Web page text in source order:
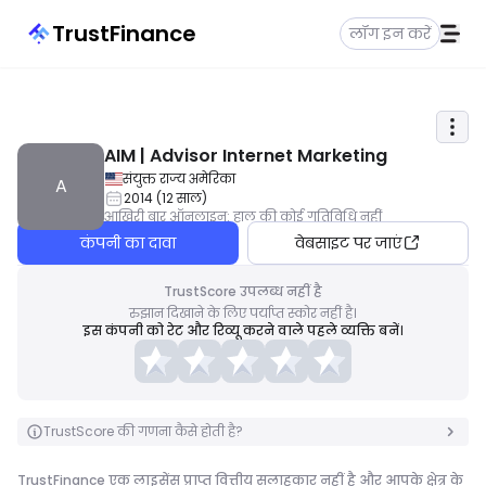
TrustFinance लॉग इन करें
A
AIM | Advisor Internet Marketing
संयुक्त राज्य अमेरिका
2014(12साल)
आखिरी बार ऑनलाइन: हाल की कोई गतिविधि नहीं
कंपनी का दावा वेबसाइट पर जाएं
TrustScore उपलब्ध नहीं है
रुझान दिखाने के लिए पर्याप्त स्कोर नहीं है।
इस कंपनी को रेट और रिव्यू करने वाले पहले व्यक्ति बनें।
TrustScore की गणना कैसे होती है?
TrustFinance एक लाइसेंस प्राप्त वित्तीय सलाहकार नहीं है और आपके क्षेत्र के